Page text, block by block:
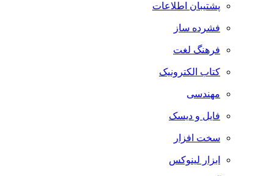
پشتیبان اطلاعات
فشرده ساز
فرهنگ لغت
کتاب الکترونیک
مهندسی
فایل و دیسک
سخت افزار
ابزار لینوکس